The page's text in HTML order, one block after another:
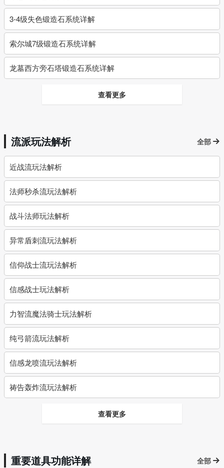
3-4级失色锻造石系统详解
索尔城7级锻造石系统详解
龙墓西方旁石塔锻造石系统详解
查看更多
流派玩法解析 全部
近战流玩法解析
法师秒杀流玩法解析
战斗法师玩法解析
异常盾刺流玩法解析
信仰战士流玩法解析
信感战士玩法解析
力智流魔法骑士玩法解析
纯弓箭流玩法解析
信感龙喷流玩法解析
祷告轰炸流玩法解析
查看更多
重要道具功能详解 全部